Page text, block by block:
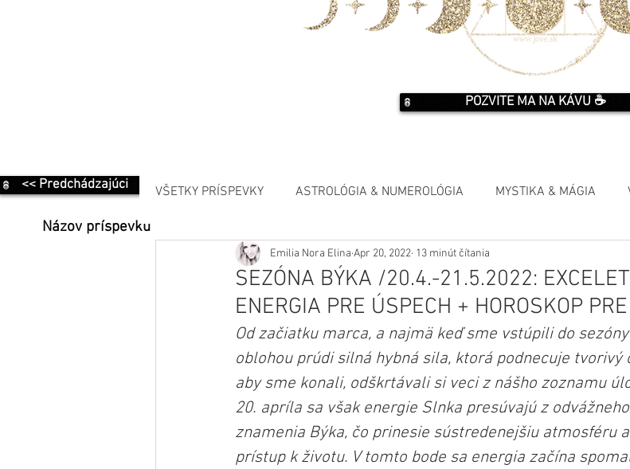
POZVITE MA NA KÁVU ☕️
<< Predchádzajúci
Názov príspevku
VŠETKY PRÍSPEVKY ASTROLÓGIA & NUMEROLÓGIA MYSTIKA & MÁGIA
MANIFESTÁCIA
SEZÓNA BÝKA /20.4.-21.5.2022:
ENERGIA PRE ÚSPECH + HOROSKOP
Emilia Nora Elina Apr 20, 2022 13 minút čítania
Od začiatku marca, a najmä keď sme vstúpili do
oblohou prúdi silná hybná sila, ktorá podnecuje tvorivý
aby sme konali, odškrtávali si veci z nášho zoznamu
20. apríla sa však energie Slnka presúvajú z
znamenia Býka, čo prinesie sústredenejšiu atmosféru
prístup k životu. V tomto bode sa energia začína